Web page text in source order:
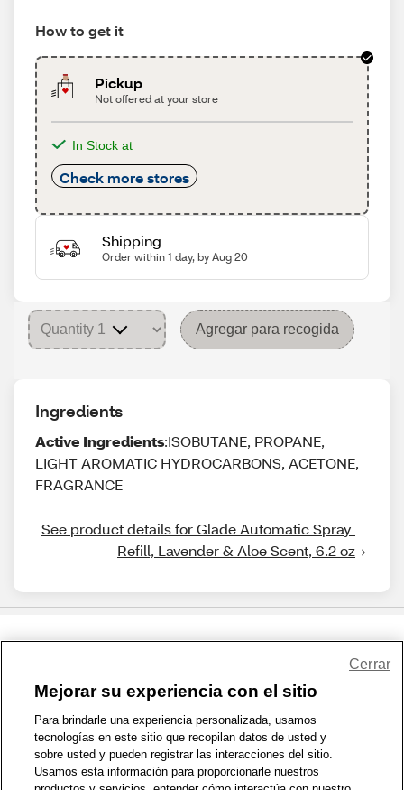
How to get it
Pickup
Not offered at your store
In Stock at
Check more stores
Shipping
Order within 1 day, by Aug 20
Agregar para recogida
Ingredients
Active Ingredients:ISOBUTANE, PROPANE,
LIGHT AROMATIC HYDROCARBONS, ACETONE,
FRAGRANCE
See product details for Glade Automatic Spray
Refill, Lavender & Aloe Scent, 6.2 oz
1-800-679-9691 | Contáctenos | Términos de Uso | Accesibilidad
Política de Privacidad | WA Privacy Policy | Mapa del sitio
Zona de Bienestar | © 1999 - 2026 CVS.com
Mejorar su experiencia con el sitio
Para brindarle una experiencia personalizada, usamos
tecnologías en este sitio que recopilan datos de usted y
sobre usted y pueden registrar las interacciones del sitio.
Usamos esta información para proporcionarle nuestros
Cerrar